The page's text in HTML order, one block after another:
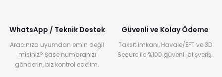
WhatsApp / Teknik Destek
Aracınıza uyumdan emin değil
misiniz? Şase numaranızı
gönderin, biz kontrol edelim.
Güvenli ve Kolay Ödeme
Taksit imkanı, Havale/EFT ve 3D
Secure ile %100 güvenli alışveriş.